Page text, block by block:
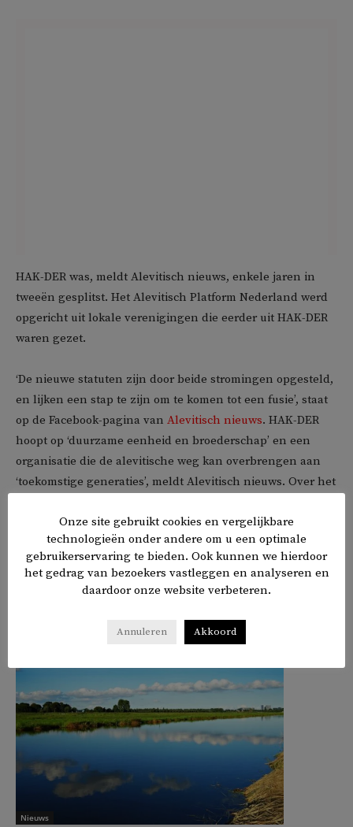
HAK-DER was, meldt Alevitisch nieuws, enkele jaren in
tweeën gesplitst. Het Alevitisch Platform Nederland werd
opgericht uit lokale verenigingen die eerder uit HAK-DER
waren gezet.
‘De nieuwe statuten zijn door beide stromingen opgesteld,
en lijken een stap te zijn om te komen tot een fusie’, staat
op de Facebook-pagina van Alevitisch nieuws. HAK-DER
hoopt op ‘duurzame eenheid en broederschap’ en een
organisatie die de alevitische weg kan overbrengen aan
‘toekomstige generaties’, meldt Alevitisch nieuws. Over het
aldus Alevitisch nieuws.
Delen 𝕏 f in ✉
Nieuws
Onze site gebruikt cookies en vergelijkbare
technologieën onder andere om u een optimale
gebruikerservaring te bieden. Ook kunnen we hierdoor
het gedrag van bezoekers vastleggen en analyseren en
daardoor onze website verbeteren.
Annuleren Akkoord